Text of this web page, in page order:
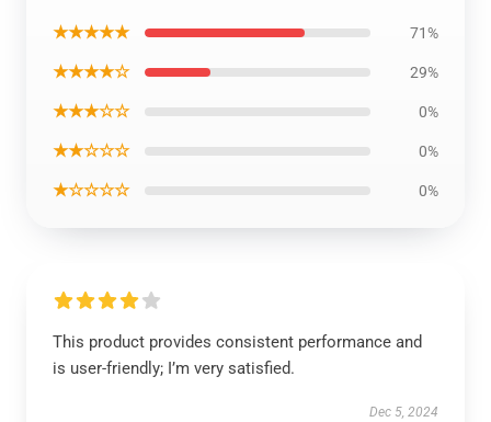
★★★★★ 71%
★★★★☆ 29%
★★★☆☆ 0%
★★☆☆☆ 0%
★☆☆☆☆ 0%
This product provides consistent performance and
is user-friendly; I’m very satisfied.
Dec 5, 2024